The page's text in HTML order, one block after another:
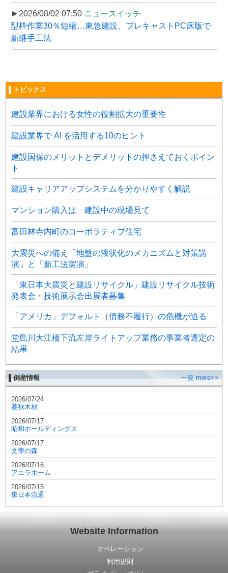
►2026/08/02 07:50 ニュースイッチ
型枠作業30％短縮…東急建設、プレキャストPC床版で
新継手工法
▌トピックス
建設業界における女性の役割拡大の重要性
建設業界で AI を活用する10のヒント
建設国保のメリットとデメリットの押さえておくポイン
ト
建設キャリアアップシステムを分かりやすく解説
マンション購入は 建設中の現場見て
富田林寺内町のコーポラティブ住宅
大震災への備え「地盤の液状化のメカニズムと対策講
演」と「新工法実演」
「東日本大震災と建設リサイクル」建設リサイクル技術
発表会・技術展示会出展者募集
「アメリカ」デフォルト（債務不履行）の危機が迫る
堂島川大江橋下流左岸ライトアップ業務の事業者選定の
結果
▌倒産情報 一覧 more>>
2026/07/24
菱秋木材
2026/07/17
昭和ホールディングス
2026/07/17
文學の森
2026/07/16
アエラホーム
2026/07/15
東日本流通
Website Information
オペレーション
利用規則